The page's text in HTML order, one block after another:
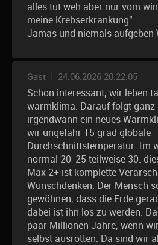
alles tut weh aber nur vom
meine Krebserkrankung"
Jamas und niemals aufgeben
Gast 24.06.2026 20:22:05
Schon interessant, wir leben
warmklima. Darauf folgt ganz
irgendwann ein neues
wir ungefähr 15 grad globale
Durchschnittstemperatur. Im
normal 20-25 teilweise 30.
Max 2+ ist komplette
Wunschdenken. Der Mensch
gewöhnen, dass die Erde
dabei ist ihn los zu werden.
paar Millionen Jahre, wenn
selbst ausrotten. Da sind wir